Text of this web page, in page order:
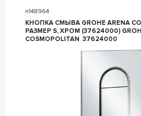
n148964
КНОПКА СМЫВА GROHE ARENA
РАЗМЕР S, ХРОМ (37624000)
COSMOPOLITAN 37624000